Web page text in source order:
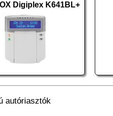
Digiplex K641BL+
autóriasztók